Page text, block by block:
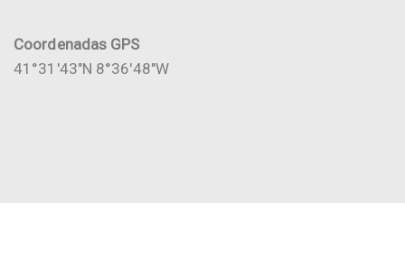
Coordenadas GPS
41°31'43"N 8°36'48"W